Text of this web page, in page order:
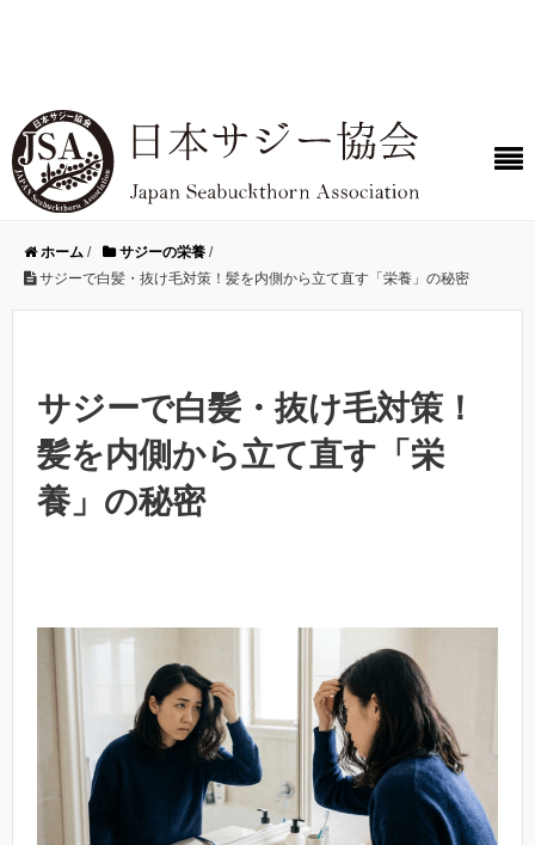
ホーム / サジーの栄養 /
サジーで白髪・抜け毛対策！髪を内側から立て直す「栄養」の秘密
サジーで白髪・抜け毛対策！
髪を内側から立て直す「栄
養」の秘密